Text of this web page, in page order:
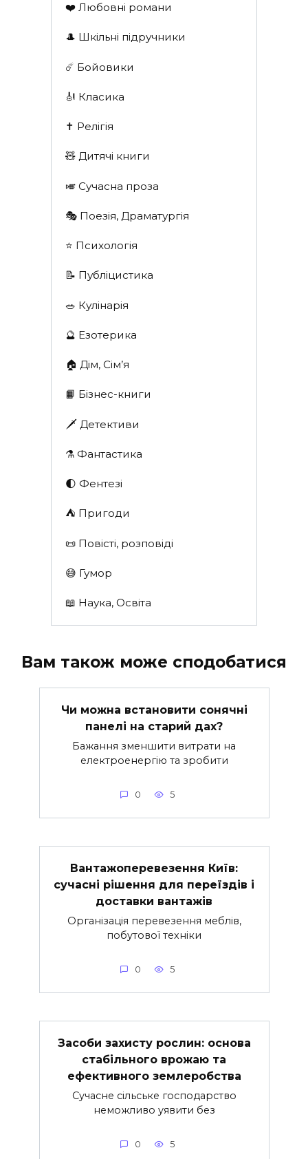
❤️ Любовні романи
🎩 Шкільні підручники
☄️ Бойовики
🎻 Класика
✝️ Релігія
🧸 Дитячі книги
🎺 Сучасна проза
🎭 Поезія, Драматургія
⭐️ Психологія
📝 Публіцистика
🥗 Кулінарія
🔮 Езотерика
🏠 Дім, Сім’я
📙 Бізнес-книги
🗡 Детективи
⚗️ Фантастика
🌓 Фентезі
⛺️ Пригоди
📜 Повісті, розповіді
😅 Гумор
📖 Наука, Освіта
Вам також може сподобатися
Чи можна встановити сонячні
панелі на старий дах?
Бажання зменшити витрати на
електроенергію та зробити
0 5
Вантажоперевезення Київ:
сучасні рішення для переїздів і
доставки вантажів
Організація перевезення меблів,
побутової техніки
0 5
Засоби захисту рослин: основа
стабільного врожаю та
ефективного землеробства
Сучасне сільське господарство
неможливо уявити без
0 5